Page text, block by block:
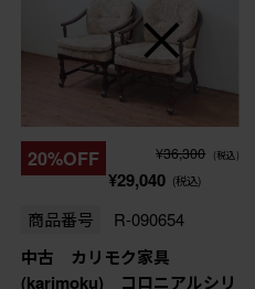
20%OFF ¥36,300 (税込)
¥29,040 (税込)
商品番号 R-090654
中古 カリモク家具
(karimoku) コロニアルシリ